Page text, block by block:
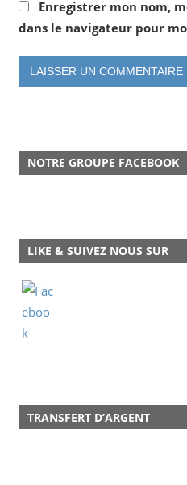
Enregistrer mon nom,
dans le navigateur pour
NOTRE GROUPE FACEBOOK
LIKE & SUIVEZ NOUS SUR
TRANSFERT D’ARGENT